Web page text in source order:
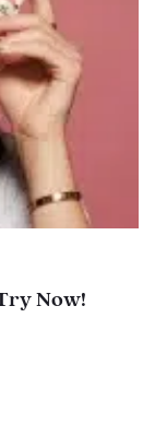
Now!